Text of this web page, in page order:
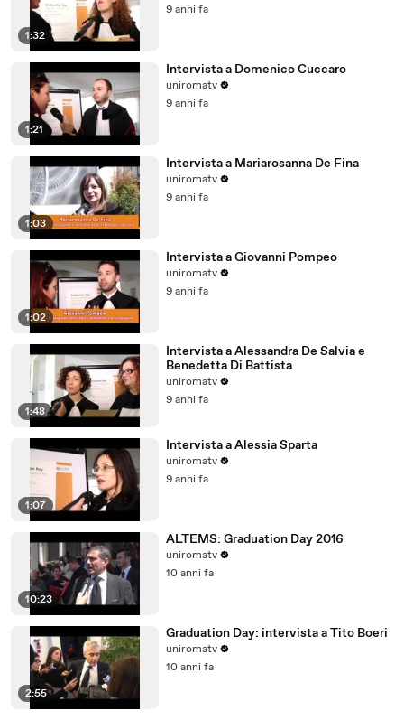
1:32
9 anni fa
1:21
Intervista a Domenico Cuccaro
uniromatv
9 anni fa
1:03
Intervista a Mariarosanna De Fina
uniromatv
9 anni fa
1:02
Intervista a Giovanni Pompeo
uniromatv
9 anni fa
1:48
Intervista a Alessandra De Salvia e
Benedetta Di Battista
uniromatv
9 anni fa
1:07
Intervista a Alessia Sparta
uniromatv
9 anni fa
10:23
ALTEMS: Graduation Day 2016
uniromatv
10 anni fa
2:55
Graduation Day: intervista a Tito Boeri
uniromatv
10 anni fa